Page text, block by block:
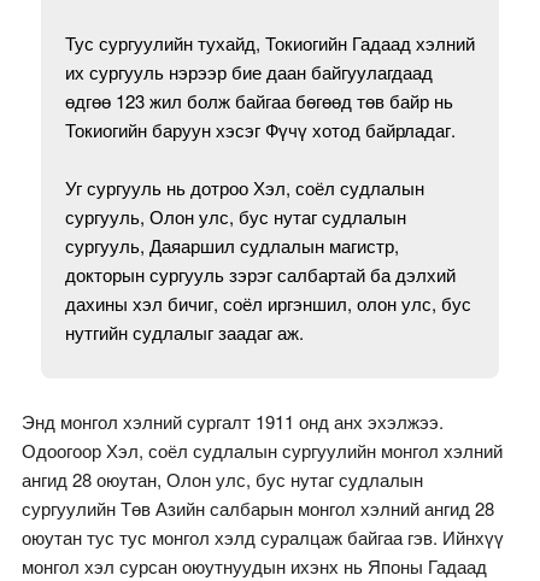
Тус сургуулийн тухайд, Токиогийн Гадаад хэлний
их сургууль нэрээр бие даан байгуулагдаад
өдгөө 123 жил болж байгаа бөгөөд төв байр нь
Токиогийн баруун хэсэг Фүчү хотод байрладаг.
Уг сургууль нь дотроо Хэл, соёл судлалын
сургууль, Олон улс, бус нутаг судлалын
сургууль, Даяаршил судлалын магистр,
докторын сургууль зэрэг салбартай ба дэлхий
дахины хэл бичиг, соёл иргэншил, олон улс, бус
нутгийн судлалыг заадаг аж.
Энд монгол хэлний сургалт 1911 онд анх эхэлжээ.
Одоогоор Хэл, соёл судлалын сургуулийн монгол хэлний
ангид 28 оюутан, Олон улс, бус нутаг судлалын
сургуулийн Төв Азийн салбарын монгол хэлний ангид 28
оюутан тус тус монгол хэлд суралцаж байгаа гэв. Ийнхүү
монгол хэл сурсан оюутнуудын ихэнх нь Японы Гадаад